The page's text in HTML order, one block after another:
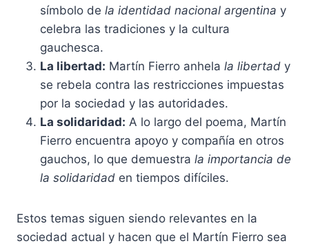
símbolo de la identidad nacional argentina y
celebra las tradiciones y la cultura
gauchesca.
La libertad: Martín Fierro anhela la libertad y
se rebela contra las restricciones impuestas
por la sociedad y las autoridades.
La solidaridad: A lo largo del poema, Martín
Fierro encuentra apoyo y compañía en otros
gauchos, lo que demuestra la importancia de
la solidaridad en tiempos difíciles.
Estos temas siguen siendo relevantes en la
sociedad actual y hacen que el Martín Fierro sea